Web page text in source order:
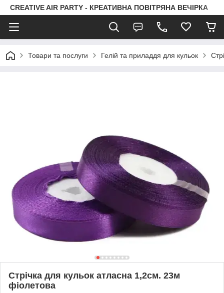
CREATIVE AIR PARTY - КРЕАТИВНА ПОВІТРЯНА ВЕЧІРКА
Товари та послуги Гелій та приладдя для кульок
Стрічка для кульок атласна 1,2см. 23м
фіолетова